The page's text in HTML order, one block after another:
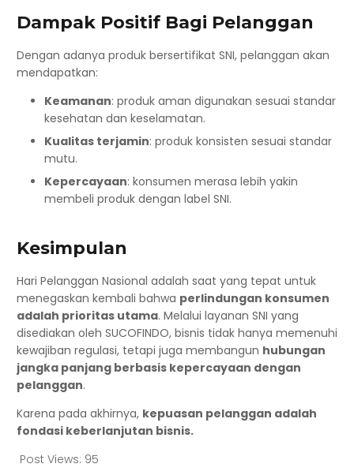
Dampak Positif Bagi Pelanggan
Dengan adanya produk bersertifikat SNI, pelanggan akan
mendapatkan:
Keamanan: produk aman digunakan sesuai standar
kesehatan dan keselamatan.
Kualitas terjamin: produk konsisten sesuai standar
mutu.
Kepercayaan: konsumen merasa lebih yakin
membeli produk dengan label SNI.
Kesimpulan
Hari Pelanggan Nasional adalah saat yang tepat untuk
menegaskan kembali bahwa perlindungan konsumen
adalah prioritas utama. Melalui layanan SNI yang
disediakan oleh SUCOFINDO, bisnis tidak hanya memenuhi
kewajiban regulasi, tetapi juga membangun hubungan
jangka panjang berbasis kepercayaan dengan
pelanggan.
Karena pada akhirnya, kepuasan pelanggan adalah
fondasi keberlanjutan bisnis.
Post Views: 95